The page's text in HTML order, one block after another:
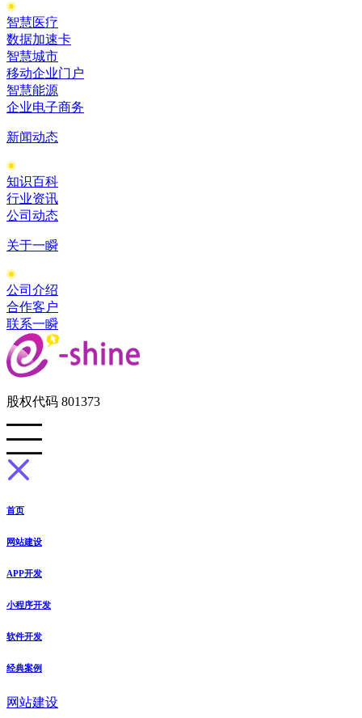
智慧医疗
数据加速卡
智慧城市
移动企业门户
智慧能源
企业电子商务
新闻动态
知识百科
行业资讯
公司动态
关于一瞬
公司介绍
合作客户
联系一瞬
股权代码 801373
首页
网站建设
APP开发
小程序开发
软件开发
经典案例
网站建设